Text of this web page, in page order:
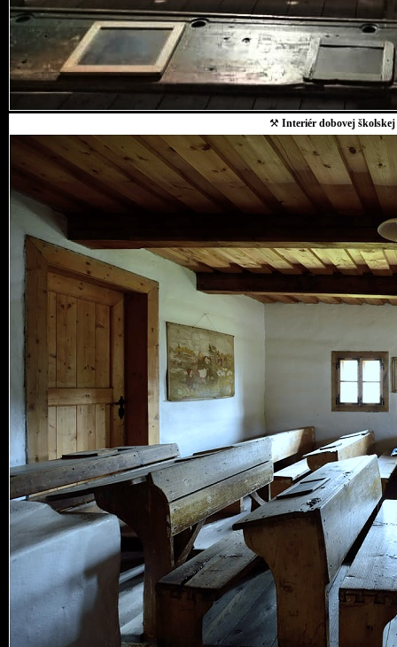
⚒ Interiér dobovej